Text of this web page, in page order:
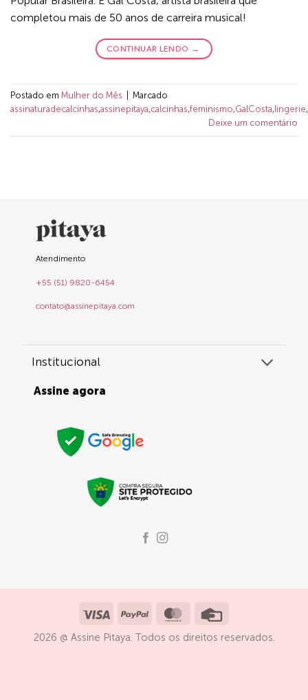
completou mais de 50 anos de carreira musical!
CONTINUAR LENDO →
Postado em Mulher do Mês
Marcado
assinaturadecalcinhas,assinepitaya,calcinhas,feminismo,GalCosta,lingerie,
Deixe um comentário
Atendimento
+55 (51) 9820-6454
contato@assinepitaya.com
Institucional
Assine agora
Visa PayPal MasterCard
2026 @ Assine Pitaya. Todos os direitos reservados.